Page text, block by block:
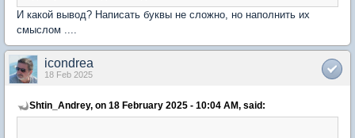
И какой вывод? Написать буквы не сложно, но наполнить их
смыслом ....
icondrea
18 Feb 2025
Shtin_Andrey, on 18 February 2025 - 10:04 AM, said: